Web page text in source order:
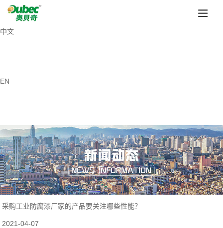
中文
EN
采购工业防腐漆厂家的产品要关注哪些性能？
2021-04-07